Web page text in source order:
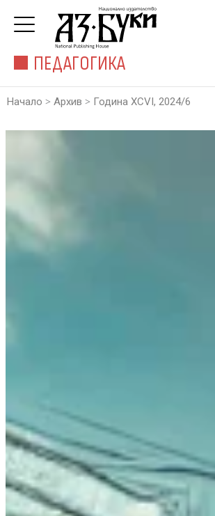
ПЕДАГОГИКА
Начало > Архив > Година XCVI, 2024/6